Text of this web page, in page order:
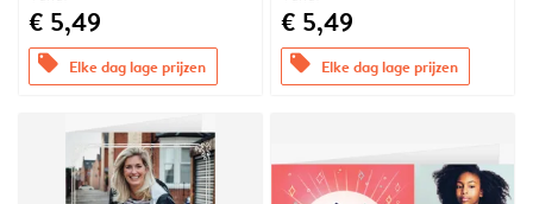
€ 5,49
offers Elke dag lage prijzen
€ 5,49
offers Elke dag lage prijzen